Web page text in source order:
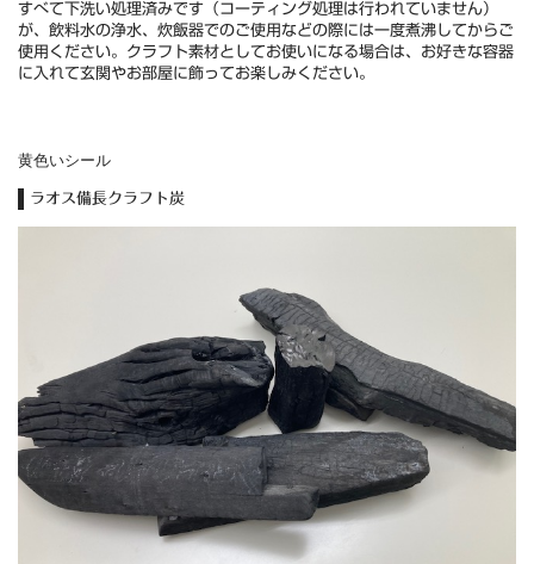
すべて下洗い処理済みです（コーティング処理は行われていません）
が、飲料水の浄水、炊飯器でのご使用などの際には一度煮沸してからご
使用ください。クラフト素材としてお使いになる場合は、お好きな容器
に入れて玄関やお部屋に飾ってお楽しみください。
黄色いシール
ラオス備長クラフト炭